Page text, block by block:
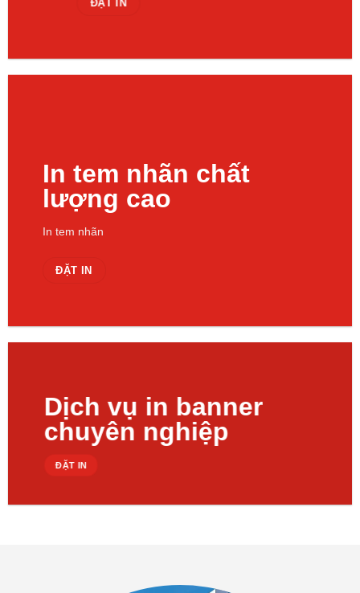
ĐẶT IN
In tem nhãn chất
lượng cao
In tem nhãn
ĐẶT IN
Dịch vụ in banner
chuyên nghiệp
ĐẶT IN